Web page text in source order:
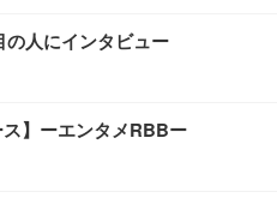
の人にインタビュー
ス】ーエンタメRBBー